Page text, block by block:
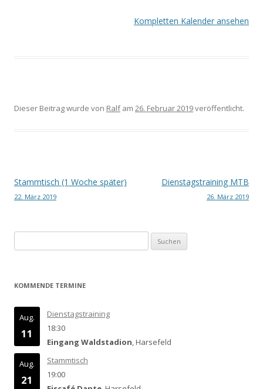
Kompletten Kalender ansehen
Dieser Beitrag wurde von Ralfam 26. Februar 2019veröffentlicht.
Beitrags-
Navigation
Stammtisch (1 Woche später)
22. März 2019
Dienstagstraining MTB
26. März 2019
nach:
KOMMENDE TERMINE
Aug.
11
Dienstagstraining
18:30
Eingang Waldstadion, Harsefeld
Aug.
21
Stammtisch
19:00